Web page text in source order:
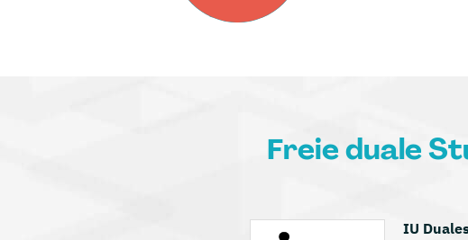
Freie duale
IU